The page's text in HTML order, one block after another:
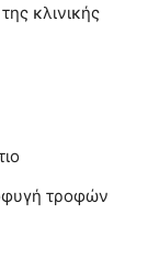
κλινικής
τροφών